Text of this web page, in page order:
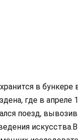
в бункере
где в апреле
поезд,